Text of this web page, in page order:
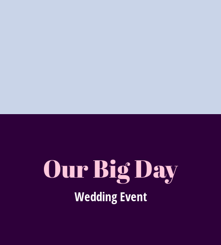
Our Big Day
Wedding Event